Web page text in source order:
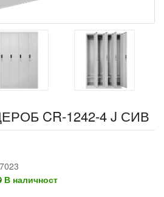
CR-1242-4 J СИВ
В наличност